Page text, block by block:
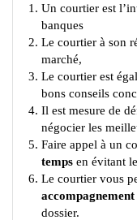
Un courtier est
banques
Le courtier à son
marché,
Le courtier est
bons conseils
Il est mesure de
négocier les
Faire appel à un
temps en évitant
Le courtier vous
accompagnement
dossier.